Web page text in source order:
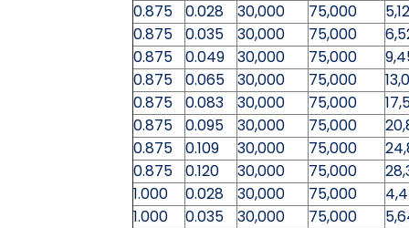
0.875
0.028 30,000 75,000
0.875
0.035 30,000 75,000
0.875
0.049 30,000 75,000
0.875
0.065 30,000 75,000
0.875
0.083 30,000 75,000
0.875
0.095 30,000 75,000
0.875
0.109 30,000 75,000
0.875
0.120 30,000 75,000
1.000
0.028 30,000 75,000
1.000
0.035 30,000 75,000